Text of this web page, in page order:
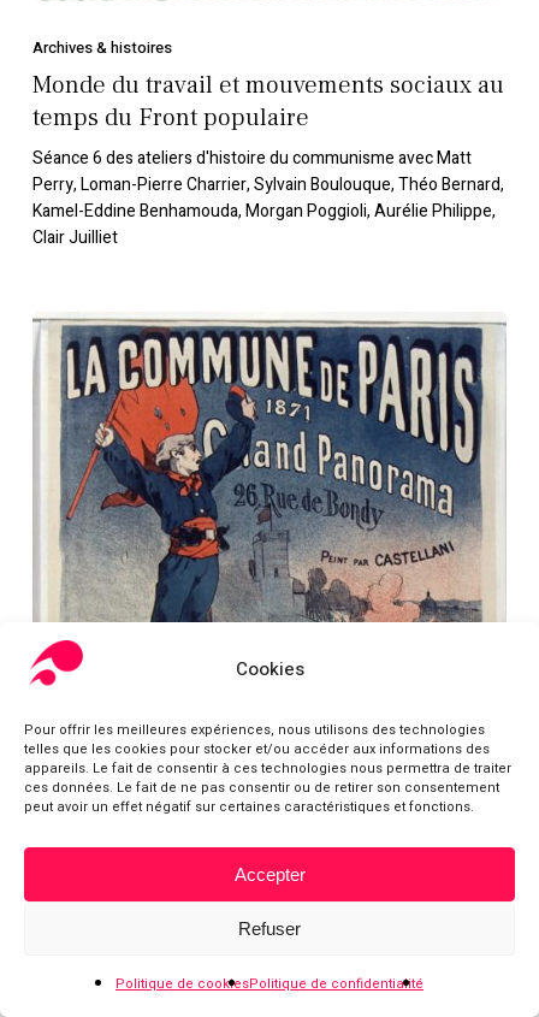
Cookies
Pour offrir les meilleures expériences, nous utilisons des technologies
telles que les cookies pour stocker et/ou accéder aux informations des
appareils. Le fait de consentir à ces technologies nous permettra de traiter
ces données. Le fait de ne pas consentir ou de retirer son consentement
peut avoir un effet négatif sur certaines caractéristiques et fonctions.
Accepter
Refuser
Politique de cookiesPolitique de confidentialité
Archives & histoires
Monde du travail et mouvements sociaux au
temps du Front populaire
Séance 6 des ateliers d'histoire du communisme avec Matt
Perry, Loman-Pierre Charrier, Sylvain Boulouque, Théo Bernard,
Kamel-Eddine Benhamouda, Morgan Poggioli, Aurélie Philippe,
Clair Juilliet
La
Commune
1870-
1871
dans
Pensée